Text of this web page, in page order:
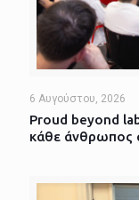
6 Αυγούστου, 2026
Proud beyond
κάθε άνθρωπος